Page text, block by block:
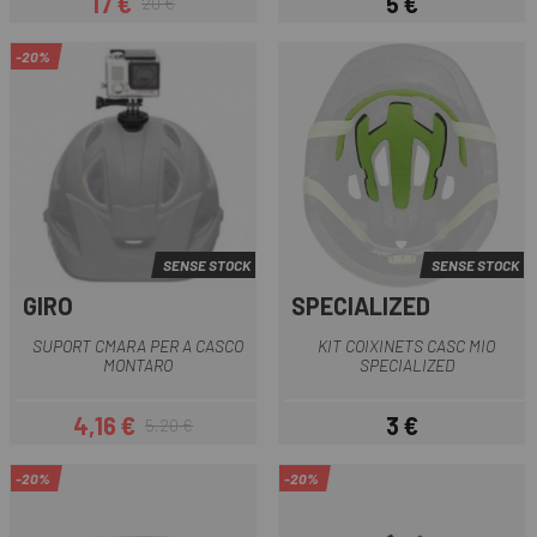
Preu
Preu regular Preu
-20%
SENSE STOCK
GIRO
SUPORT CMARA PER A CASCO
MONTARO
Preu
4,16 €Preu regular
5,20 €
SENSE STOCK
SPECIALIZED
KIT COIXINETS CASC MIO
SPECIALIZED
Preu
3 €
-20% -20%